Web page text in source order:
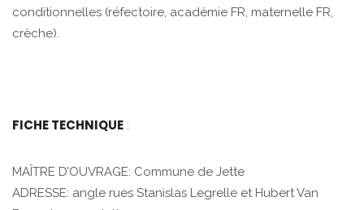
conditionnelles (réfectoire, académie FR, maternelle FR,
crèche).
FICHE TECHNIQUE :
MAÎTRE D’OUVRAGE: Commune de Jette
ADRESSE: angle rues Stanislas Legrelle et Hubert Van